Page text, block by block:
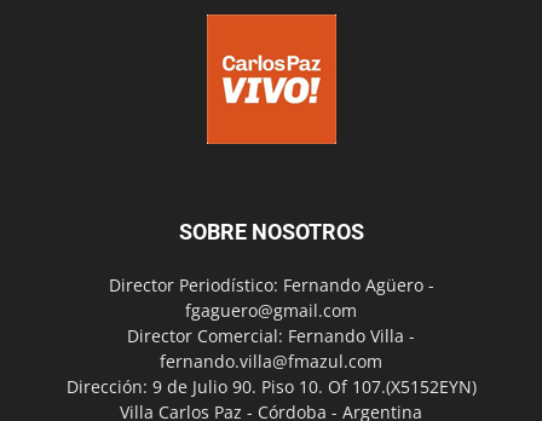
SOBRE NOSOTROS
Director Periodístico: Fernando Agüero -
fgaguero@gmail.com
Director Comercial: Fernando Villa -
fernando.villa@fmazul.com
Dirección: 9 de Julio 90. Piso 10. Of 107.(X5152EYN)
Villa Carlos Paz - Córdoba - Argentina